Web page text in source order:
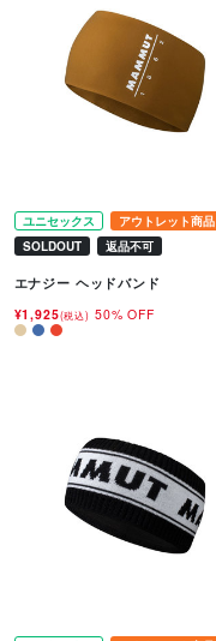
ユニセックス
アウトレット商品
SOLDOUT
返品不可
エナジー ヘッドバンド
¥1,925(税込) 50% OFF